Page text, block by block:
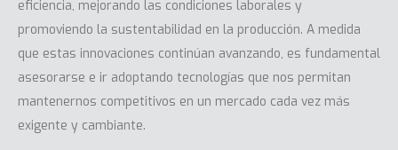
eficiencia, mejorando las condiciones laborales y
promoviendo la sustentabilidad en la producción. A medida
que estas innovaciones continúan avanzando, es fundamental
asesorarse e ir adoptando tecnologías que nos permitan
mantenernos competitivos en un mercado cada vez más
exigente y cambiante.